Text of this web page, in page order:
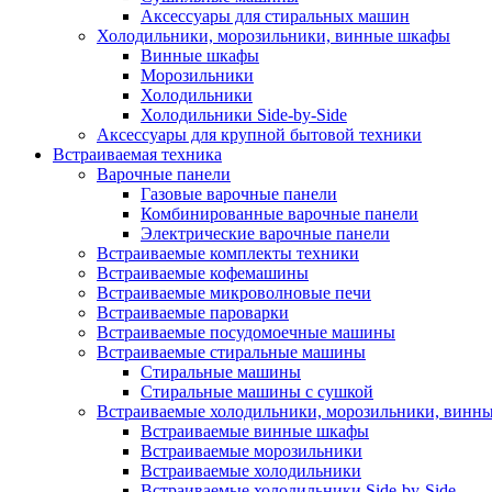
Аксессуары для стиральных машин
Холодильники, морозильники, винные шкафы
Винные шкафы
Морозильники
Холодильники
Холодильники Side-by-Side
Аксессуары для крупной бытовой техники
Встраиваемая техника
Варочные панели
Газовые варочные панели
Комбинированные варочные панели
Электрические варочные панели
Встраиваемые комплекты техники
Встраиваемые кофемашины
Встраиваемые микроволновые печи
Встраиваемые пароварки
Встраиваемые посудомоечные машины
Встраиваемые стиральные машины
Стиральные машины
Стиральные машины с сушкой
Встраиваемые холодильники, морозильники,
Встраиваемые винные шкафы
Встраиваемые морозильники
Встраиваемые холодильники